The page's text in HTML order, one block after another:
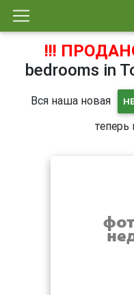
!!!
bedrooms in
Вся наша новая
теперь